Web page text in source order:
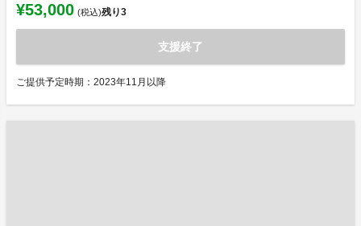
¥53,000 (税込)残り3
支援終了
ご提供予定時期：2023年11月以降